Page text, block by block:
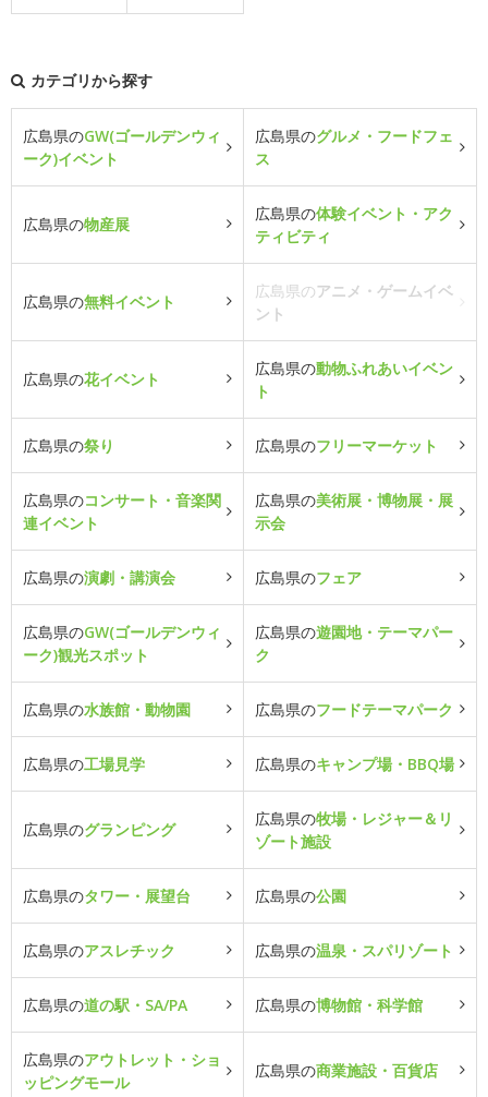
カテゴリから探す
広島県のGW(ゴールデンウィ
ーク)イベント
広島県のグルメ・フードフェ
ス
広島県の物産展
広島県の体験イベント・アク
ティビティ
広島県の無料イベント
広島県のアニメ・ゲームイベ
ント
広島県の花イベント
広島県の動物ふれあいイベン
ト
広島県の祭り 広島県のフリーマーケット
広島県のコンサート・音楽関
連イベント
広島県の美術展・博物展・展
示会
広島県の演劇・講演会 広島県のフェア
広島県のGW(ゴールデンウィ
ーク)観光スポット
広島県の遊園地・テーマパー
ク
広島県の水族館・動物園 広島県のフードテーマパーク
広島県の工場見学 広島県のキャンプ場・BBQ場
広島県のグランピング
広島県の牧場・レジャー＆リ
ゾート施設
広島県のタワー・展望台 広島県の公園
広島県のアスレチック 広島県の温泉・スパリゾート
広島県の道の駅・SA/PA 広島県の博物館・科学館
広島県のアウトレット・ショ
ッピングモール
広島県の商業施設・百貨店